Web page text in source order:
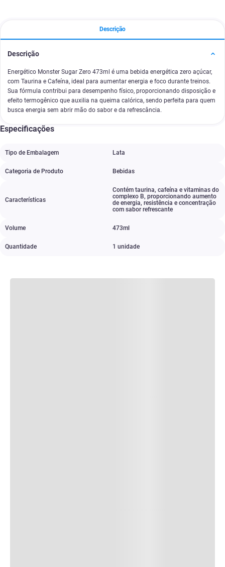
Descrição
Descrição
Energético Monster Sugar Zero 473ml é uma bebida energética zero açúcar,
com Taurina e Cafeína, ideal para aumentar energia e foco durante treinos.
Sua fórmula contribui para desempenho físico, proporcionando disposição e
efeito termogênico que auxilia na queima calórica, sendo perfeita para quem
busca energia sem abrir mão do sabor e da refrescância.
Especificações
Tipo de Embalagem Lata
Categoria de Produto Bebidas
Características
Contém taurina, cafeína e vitaminas do
complexo B, proporcionando aumento
de energia, resistência e concentração
com sabor refrescante
Volume 473ml
Quantidade 1 unidade